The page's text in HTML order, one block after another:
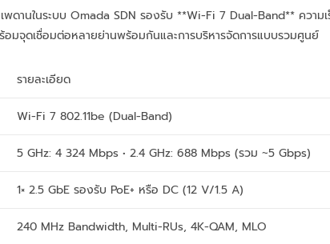
ดานในระบบ Omada SDN รองรับ **Wi-Fi 7 Dual-Band** ความ
มจุดเชื่อมต่อหลายย่านพร้อมกันและการบริหารจัดการแบบรวมศูนย์
รายละเอียด
Wi-Fi 7 802.11be (Dual-Band)
5 GHz: 4 324 Mbps • 2.4 GHz: 688 Mbps (รวม ~5 Gbps)
1× 2.5 GbE รองรับ PoE+ หรือ DC (12 V/1.5 A)
240 MHz Bandwidth, Multi-RUs, 4K-QAM, MLO